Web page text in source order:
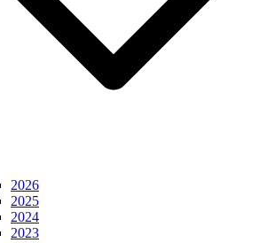
2026
2025
2024
2023